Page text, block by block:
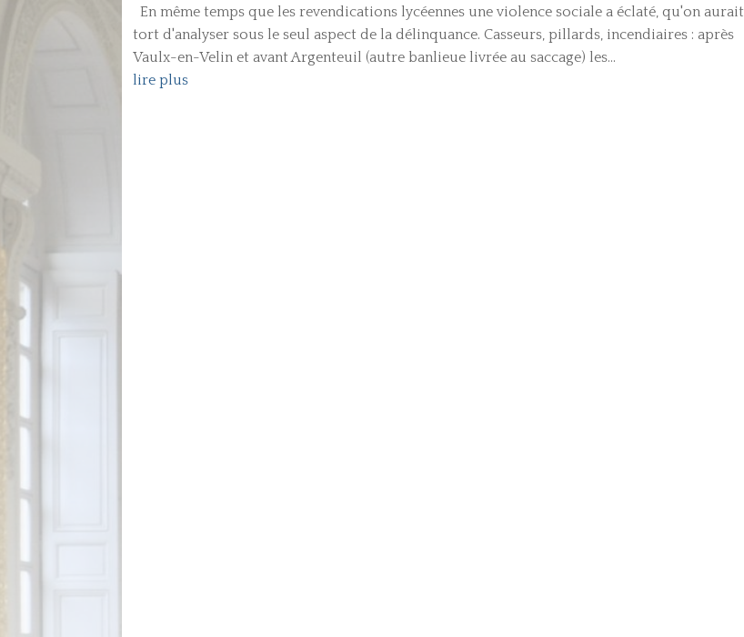
En même temps que les revendications lycéennes une violence sociale a éclaté, qu'on aurait
tort d'analyser sous le seul aspect de la délinquance. Casseurs, pillards, incendiaires : après
Vaulx-en-Velin et avant Argenteuil (autre banlieue livrée au saccage) les...
lire plus